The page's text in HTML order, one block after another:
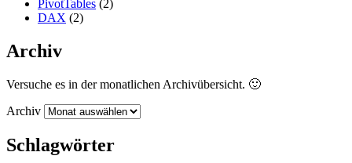
PivotTables (2)
DAX (2)
Archiv
Versuche es in der monatlichen Archivübersicht. 🙂
Archiv
Schlagwörter